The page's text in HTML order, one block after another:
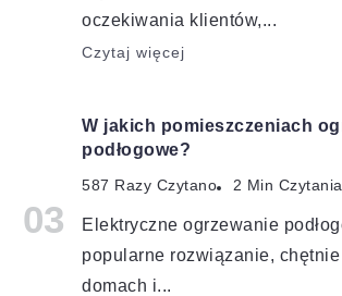
oczekiwania klientów,...
Czytaj więcej
W jakich pomieszczeniach
podłogowe?
587 Razy Czytano 2 Min Czytania
Elektryczne ogrzewanie
popularne rozwiązanie,
domach i...